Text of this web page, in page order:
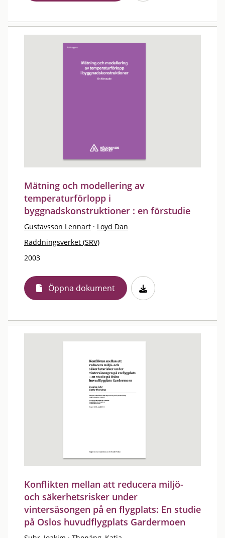
Mätning och modellering av
temperaturförlopp i
byggnadskonstruktioner : en förstudie
Gustavsson Lennart · Loyd Dan
Räddningsverket (SRV)
2003
Öppna dokument
Konflikten mellan att reducera miljö-
och säkerhetsrisker under
vintersäsongen på en flygplats: En studie
på Oslos huvudflygplats Gardermoen